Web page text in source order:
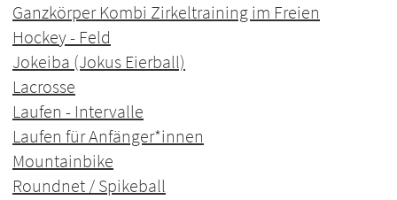
Ganzkörper Kombi Zirkeltraining im Freien
Hockey - Feld
Jokeiba (Jokus Eierball)
Lacrosse
Laufen - Intervalle
Laufen für Anfänger*innen
Mountainbike
Roundnet / Spikeball